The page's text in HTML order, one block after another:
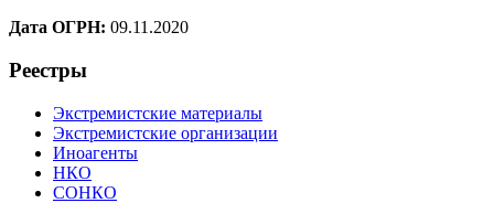
Дата ОГРН: 09.11.2020
Реестры
Экстремистские материалы
Экстремистские организации
Иноагенты
НКО
СОНКО